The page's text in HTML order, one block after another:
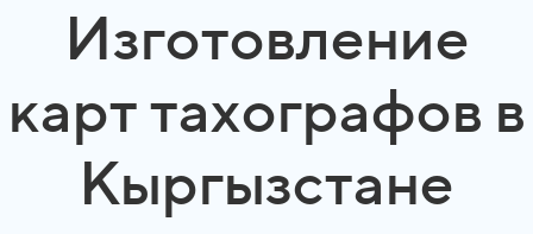
Изготовление
карт тахографов в
Кыргызстане